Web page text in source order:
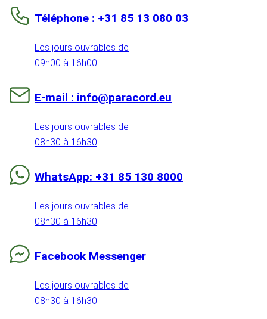
Téléphone : +31 85 13 080 03
Les jours ouvrables de
09h00 à 16h00
E-mail : info@paracord.eu
Les jours ouvrables de
08h30 à 16h30
WhatsApp: +31 85 130 8000
Les jours ouvrables de
08h30 à 16h30
Facebook Messenger
Les jours ouvrables de
08h30 à 16h30